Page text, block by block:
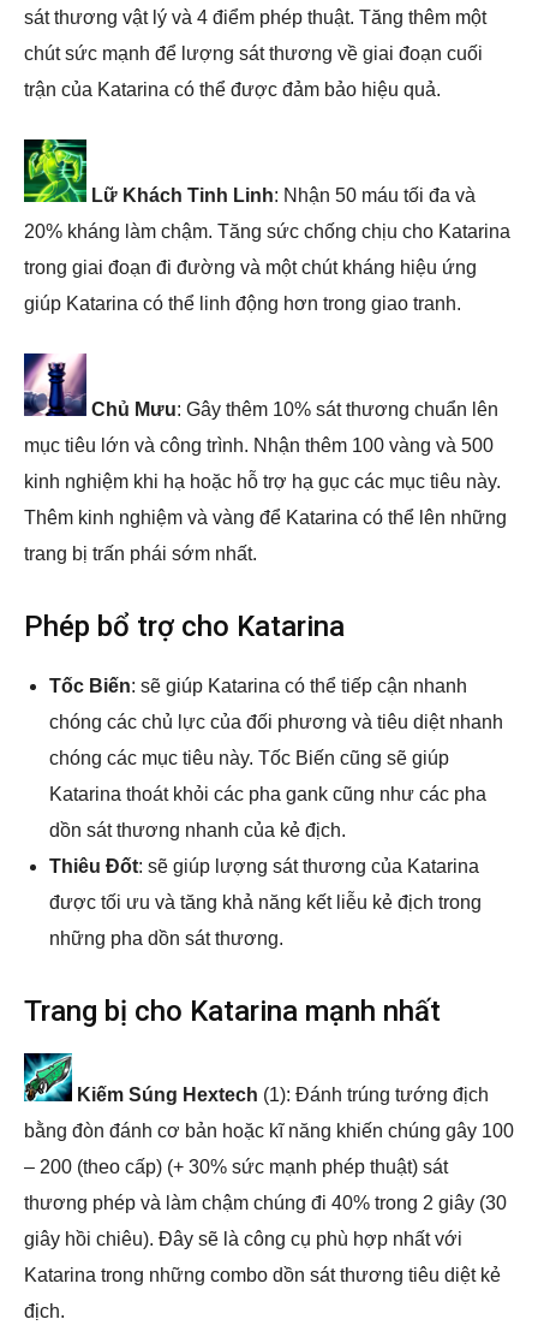
sát thương vật lý và 4 điểm phép thuật. Tăng thêm một
chút sức mạnh để lượng sát thương về giai đoạn cuối
trận của Katarina có thể được đảm bảo hiệu quả.
Lữ Khách Tinh Linh: Nhận 50 máu tối đa và
20% kháng làm chậm. Tăng sức chống chịu cho Katarina
trong giai đoạn đi đường và một chút kháng hiệu ứng
giúp Katarina có thể linh động hơn trong giao tranh.
Chủ Mưu: Gây thêm 10% sát thương chuẩn lên
mục tiêu lớn và công trình. Nhận thêm 100 vàng và 500
kinh nghiệm khi hạ hoặc hỗ trợ hạ gục các mục tiêu này.
Thêm kinh nghiệm và vàng để Katarina có thể lên những
trang bị trấn phái sớm nhất.
Phép bổ trợ cho Katarina
Tốc Biến: sẽ giúp Katarina có thể tiếp cận nhanh
chóng các chủ lực của đối phương và tiêu diệt nhanh
chóng các mục tiêu này. Tốc Biến cũng sẽ giúp
Katarina thoát khỏi các pha gank cũng như các pha
dồn sát thương nhanh của kẻ địch.
Thiêu Đốt: sẽ giúp lượng sát thương của Katarina
được tối ưu và tăng khả năng kết liễu kẻ địch trong
những pha dồn sát thương.
Trang bị cho Katarina mạnh nhất
Kiếm Súng Hextech (1): Đánh trúng tướng địch
bằng đòn đánh cơ bản hoặc kĩ năng khiến chúng gây 100
– 200 (theo cấp) (+ 30% sức mạnh phép thuật) sát
thương phép và làm chậm chúng đi 40% trong 2 giây (30
giây hồi chiêu). Đây sẽ là công cụ phù hợp nhất với
Katarina trong những combo dồn sát thương tiêu diệt kẻ
địch.